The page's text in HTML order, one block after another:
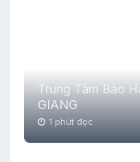
Trung Tâm Bảo
GIANG
1 phút đọc